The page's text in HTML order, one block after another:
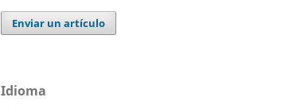
Enviar un artículo
Idioma